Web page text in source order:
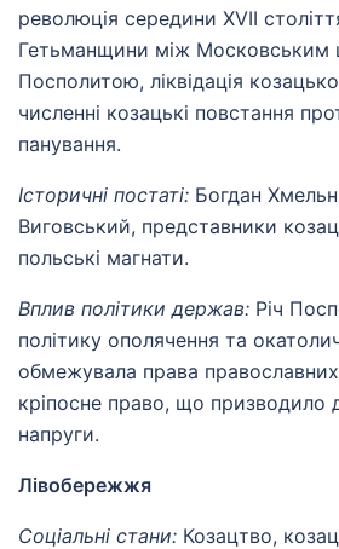
революція середини XVII
Гетьманщини між Московським
Посполитою, ліквідація
численні козацькі повстання
панування.
Історичні постаті: Богдан
Виговський, представники
польські магнати.
Вплив політики держав: Річ
політику ополячення та
обмежувала права
кріпосне право, що призводило
напруги.
Лівобережжя
Соціальні стани: Козацтво,